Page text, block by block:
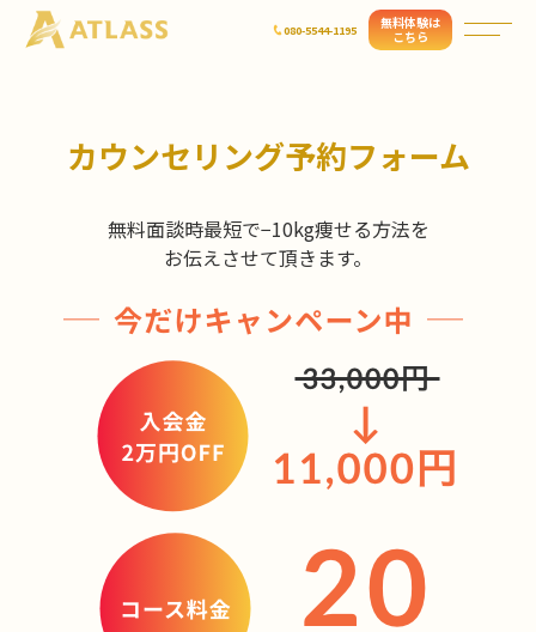
080-5544-1195
無料体験は
こちら
カウンセリング予約フォーム
無料面談時最短で−10kg痩せる方法を
お伝えさせて頂きます。